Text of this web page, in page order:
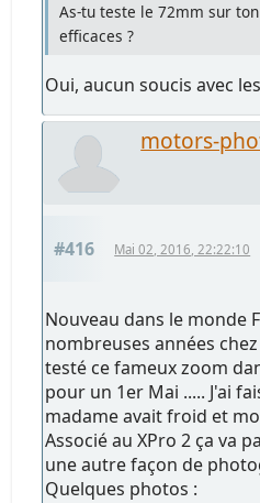
As-tu teste le 72mm sur
efficaces ?
Oui, aucun soucis avec
motors-
#416 Mai 02, 2016, 22:22:10
Nouveau dans le monde
nombreuses années
testé ce fameux zoom
pour un 1er Mai ..... J'ai
madame avait froid et
Associé au XPro 2 ça va
une autre façon de
Quelques photos :